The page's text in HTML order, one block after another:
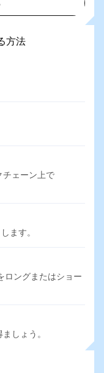
方法
チェーン上で
ます。
ロングまたはショー
しょう。